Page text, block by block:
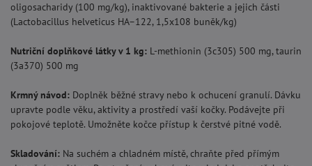
oligosacharidy (100 mg/kg), inaktivované bakterie a jejich části
(Lactobacillus helveticus HA–122, 1,5x108 buněk/kg)
Nutriční doplňkové látky v 1 kg: L-methionin (3c305) 500 mg, taurin
(3a370) 500 mg
Krmný návod: Doplněk běžné stravy nebo k ochucení granulí. Dávku
upravte podle věku, aktivity a prostředí vaší kočky. Podávejte při
pokojové teplotě. Umožněte kočce přístup k čerstvé pitné vodě.
Skladování: Na suchém a chladném místě, chraňte před přímým